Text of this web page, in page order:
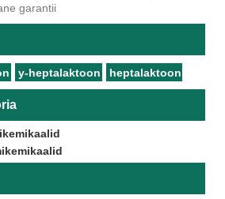
garantii
y-heptalaktoon heptalaktoon